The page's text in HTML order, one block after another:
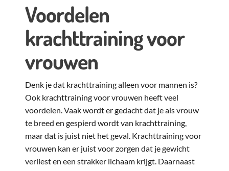
Voordelen
krachttraining voor
vrouwen
Denk je dat krachttraining alleen voor mannen is?
Ook krachttraining voor vrouwen heeft veel
voordelen. Vaak wordt er gedacht dat je als vrouw
te breed en gespierd wordt van krachttraining,
maar dat is juist niet het geval. Krachttraining voor
vrouwen kan er juist voor zorgen dat je gewicht
verliest en een strakker lichaam krijgt. Daarnaast